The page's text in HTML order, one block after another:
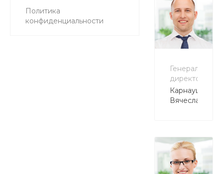
Политика
конфиденциальности
Генеральный
директор
Карнаушенко
Вячеслав